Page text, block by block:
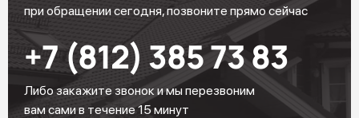
при обращении сегодня, позвоните прямо сейчас
+7 (812) 385 73 83
Либо закажите звонок и мы перезвоним
вам сами в течение 15 минут